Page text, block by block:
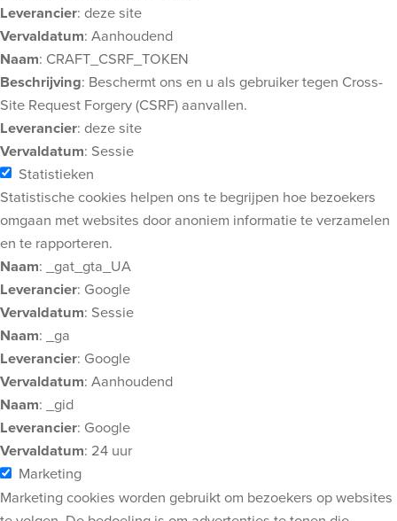
Leverancier: deze site
Vervaldatum: Aanhoudend
Naam: CRAFT_CSRF_TOKEN
Beschrijving: Beschermt ons en u als gebruiker tegen Cross-
Site Request Forgery (CSRF) aanvallen.
Leverancier: deze site
Vervaldatum: Sessie
Statistieken
Statistische cookies helpen ons te begrijpen hoe bezoekers
omgaan met websites door anoniem informatie te verzamelen
en te rapporteren.
Naam: _gat_gta_UA
Leverancier: Google
Vervaldatum: Sessie
Naam: _ga
Leverancier: Google
Vervaldatum: Aanhoudend
Naam: _gid
Leverancier: Google
Vervaldatum: 24 uur
Marketing
Marketing cookies worden gebruikt om bezoekers op websites